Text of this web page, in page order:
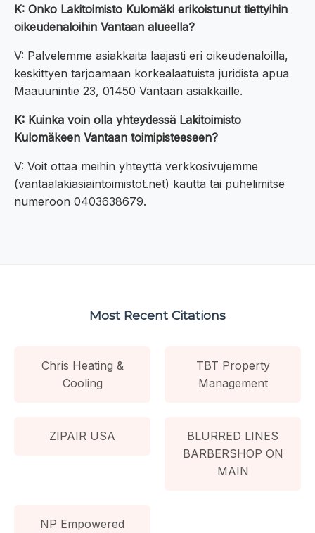
K: Onko Lakitoimisto Kulomäki erikoistunut tiettyihin
oikeudenaloihin Vantaan alueella?
V: Palvelemme asiakkaita laajasti eri oikeudenaloilla,
keskittyen tarjoamaan korkealaatuista juridista apua
Maauunintie 23, 01450 Vantaan asiakkaille.
K: Kuinka voin olla yhteydessä Lakitoimisto
Kulomäkeen Vantaan toimipisteeseen?
V: Voit ottaa meihin yhteyttä verkkosivujemme
(vantaalakiasiaintoimistot.net) kautta tai puhelimitse
numeroon 0403638679.
Most Recent Citations
Chris Heating &
Cooling
TBT Property
Management
ZIPAIR USA
BLURRED LINES
BARBERSHOP ON
MAIN
NP Empowered